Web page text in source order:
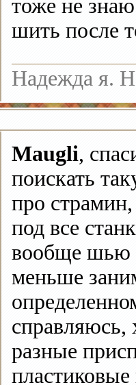
тоже не
шить после
Надежда я.
Maugli,
поискать
про
под все
вообще шью
меньше
справляюсь,
разные